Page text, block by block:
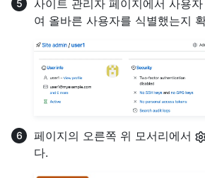
사이트 관리자 페이지에서 사용
여 올바른 사용자를 식별했는지
페이지의 오른쪽 위 모서리에서
다.